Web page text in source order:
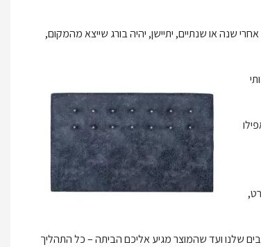
שנה או שנתיים, יתיישן, יהיה בורג שייצא מהמקום,
שלנו ועד שהמוצר מגיע אליכם הביתה – כל התהליך